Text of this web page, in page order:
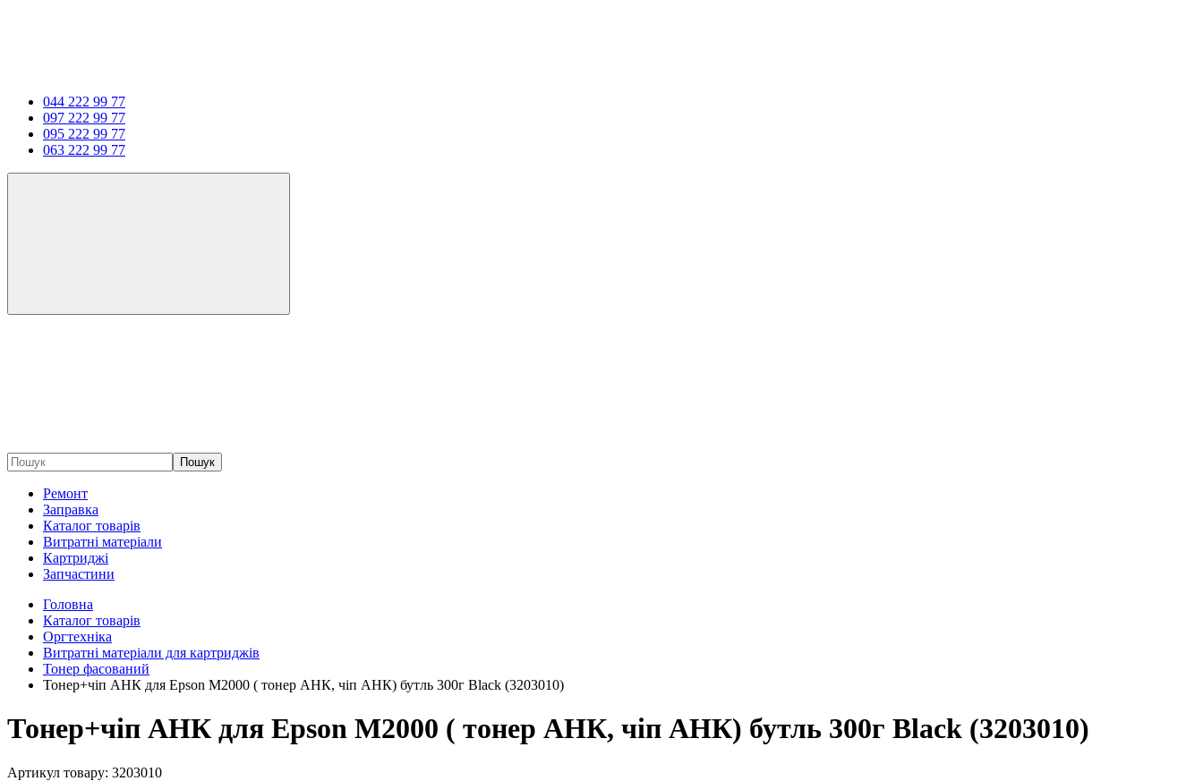
044 222 99 77
097 222 99 77
095 222 99 77
063 222 99 77
Пошук
Ремонт
Заправка
Каталог товарів
Витратні матеріали
Картриджі
Запчастини
Головна
Каталог товарів
Оргтехніка
Витратні матеріали для картриджів
Тонер фасований
Тонер+чіп АНК для Epson M2000 ( тонер АНК, чіп АНК) бутль 300г Black (3203010)
Тонер+чіп АНК для Epson M2000 ( тонер АНК, чіп АНК) бутль 300г Black (3203010)
Артикул товару: 3203010